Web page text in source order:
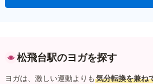
松飛台駅のヨガを探す
ヨガは、激しい運動よりも 気分転換を兼ね